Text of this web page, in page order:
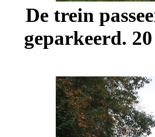
De trein
geparkeerd.